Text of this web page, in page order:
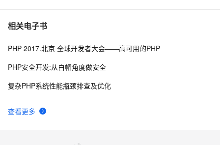
相关电子书
查看更多
PHP 2017.北京 全球开发者大会——高可用的PHP
PHP安全开发:从白帽角度做安全
复杂PHP系统性能瓶颈排查及优化